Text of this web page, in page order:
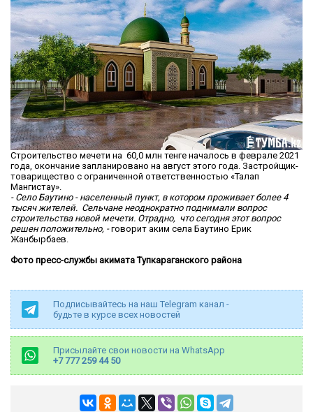
Строительство мечети на 60,0 млн тенге началось в феврале 2021
года, окончание запланировано на август этого года. Застройщик-
товарищество с ограниченной ответственностью «Талап
Мангистау».
- Село Баутино - населенный пункт, в котором проживает более 4
тысяч жителей. Сельчане неоднократно поднимали вопрос
строительства новой мечети. Отрадно, что сегодня этот вопрос
решен положительно, -говорит аким села Баутино Ерик
Жанбырбаев.
Фото пресс-службы акимата Тупкараганского района
Подписывайтесь на наш Telegram канал -
будьте в курсе всех новостей
Присылайте свои новости на WhatsApp
+7 777 259 44 50